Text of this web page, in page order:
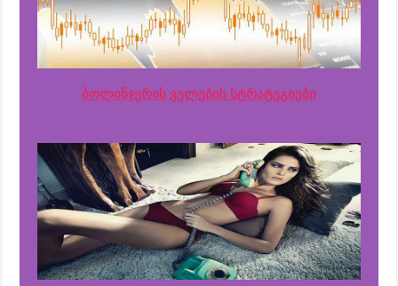
ბოლინჯერის ველების სტრატეგიები